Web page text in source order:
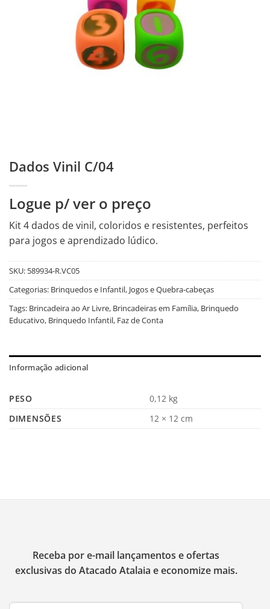
Dados Vinil C/04
Logue p/ ver o preço
Kit 4 dados de vinil, coloridos e resistentes, perfeitos
para jogos e aprendizado lúdico.
SKU: 589934-R.VC05
Categorias: Brinquedos e Infantil, Jogos e Quebra-cabeças
Tags: Brincadeira ao Ar Livre, Brincadeiras em Família, Brinquedo
Educativo, Brinquedo Infantil, Faz de Conta
Informação adicional
PESO
0,12 kg
DIMENSÕES
12 × 12 cm
Receba por e-mail lançamentos e ofertas
exclusivas do Atacado Atalaia e economize mais.